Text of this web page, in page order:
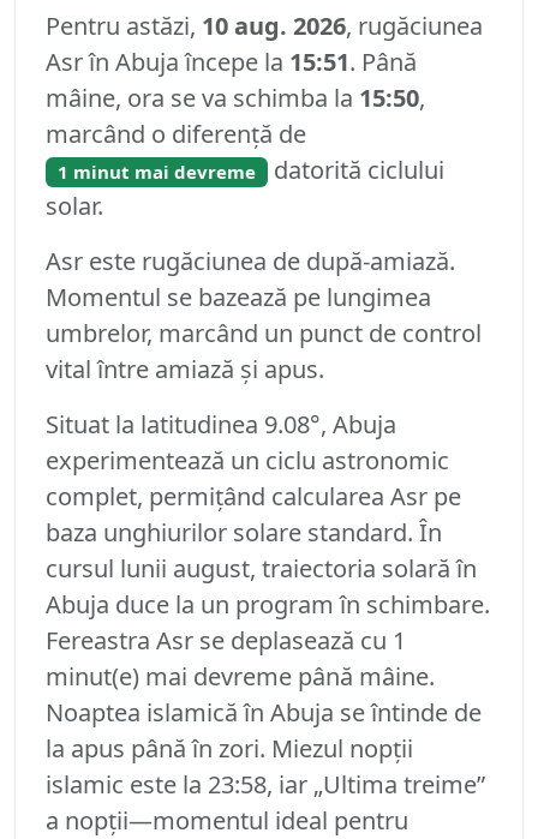
Pentru astăzi, 10 aug. 2026, rugăciunea
Asr în Abuja începe la 15:51. Până
mâine, ora se va schimba la 15:50,
marcând o diferență de
1 minut mai devreme datorită ciclului
solar.
Asr este rugăciunea de după-amiază.
Momentul se bazează pe lungimea
umbrelor, marcând un punct de control
vital între amiază și apus.
Situat la latitudinea 9.08°, Abuja
experimentează un ciclu astronomic
complet, permițând calcularea Asr pe
baza unghiurilor solare standard. În
cursul lunii august, traiectoria solară în
Abuja duce la un program în schimbare.
Fereastra Asr se deplasează cu 1
minut(e) mai devreme până mâine.
Noaptea islamică în Abuja se întinde de
la apus până în zori. Miezul nopții
islamic este la 23:58, iar „Ultima treime”
a nopții—momentul ideal pentru